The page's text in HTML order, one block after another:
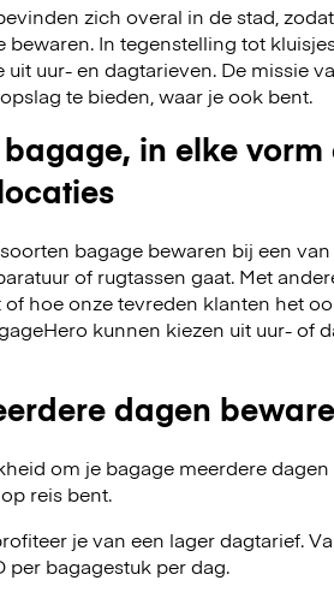
zich overal in de stad,
In tegenstelling tot
uur- en dagtarieven. De missie
te bieden, waar je ook bent.
in elke vorm
bagage bewaren bij een
of rugtassen gaat. Met
hoe onze tevreden klanten het
kunnen kiezen uit uur- of
dagen
om je bagage meerdere
reis bent.
je van een lager dagtarief.
per bagagestuk per dag.